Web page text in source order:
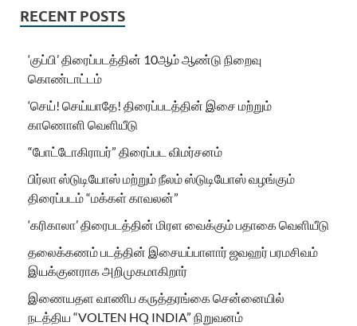
RECENT POSTS
‘குப்பி’ திரைப்படத்தின் 10ஆம் ஆண்டு நிறைவு
கொண்டாட்டம்
‘செய்! செய்யாதே! திரைப்படத்தின் இசை மற்றும்
காணொளி வெளியீடு
“போட்டோகிராபர்” திரைப்பட விமர்சனம்
பிர்லா ஸ்டுடியோஸ் மற்றும் நீலம் ஸ்டுடியோஸ் வழங்கும்
திரைப்படம் “மக்கள் காவலன்”
‘கரிகாலா’ திரைபடத்தின் மிரள வைக்கும் பதாகை வெளியீடு
தலைக்கணம் படத்தின் இசையப்பாளார் ஜவஹர் பரமசிவம்
இயக்குனராக அறிமுகமாகிறார்
இணையதள வாணிப கருத்தரங்கை சென்னையில்
நடத்திய “VOLTEN HQ INDIA” நிறுவனம்